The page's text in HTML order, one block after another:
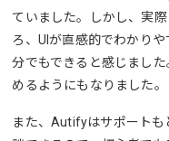
ていました。しかし、実
ろ、UIが直感的でわかり
分でもできると感じまし
めるようにもなりました。
また、Autifyはサポートも